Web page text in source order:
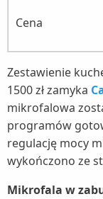
Cena
Zestawienie
1500 zł zamyka
mikrofalowa
programów
regulację mocy
wykończono ze
Mikrofala w